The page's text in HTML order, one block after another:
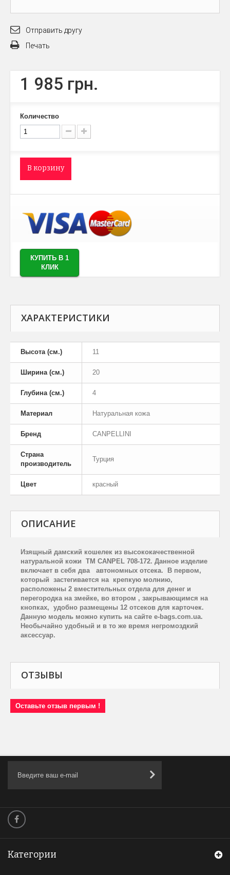
Отправить другу
Печать
1 985 грн.
Количество
В корзину
КУПИТЬ В 1
КЛИК
ХАРАКТЕРИСТИКИ
Высота (см.) 11
Ширина (см.) 20
Глубина (см.) 4
Материал Натуральная кожа
Бренд CANPELLINI
Страна
производитель
Турция
Цвет красный
ОПИСАНИЕ
Изящный дамский кошелек из высококачественной
натуральной кожи TM CANPEL 708-172. Данное изделие
включает в себя два
автономных отсека.
В первом,
который застегивается на крепкую молнию,
расположены 2 вместительных отдела для денег и
перегородка на змейке, во втором , закрывающимся на
кнопках, удобно размещены 12 отсеков для карточек.
Данную модель можно купить на сайте e-bags.com.ua.
Необычайно удобный и в то же время негромоздкий
аксессуар.
ОТЗЫВЫ
Оставьте отзыв первым !
Категории